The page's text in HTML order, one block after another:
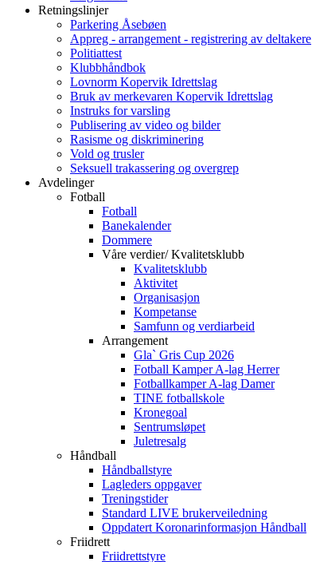
Retningslinjer
Parkering Åsebøen
Appreg - arrangement - registrering av deltakere
Politiattest
Klubbhåndbok
Lovnorm Kopervik Idrettslag
Bruk av merkevaren Kopervik Idrettslag
Instruks for varsling
Publisering av video og bilder
Rasisme og diskriminering
Vold og trusler
Seksuell trakassering og overgrep
Avdelinger
Fotball
Fotball
Banekalender
Dommere
Våre verdier/ Kvalitetsklubb
Kvalitetsklubb
Aktivitet
Organisasjon
Kompetanse
Samfunn og verdiarbeid
Arrangement
Gla` Gris Cup 2026
Fotball Kamper A-lag Herrer
Fotballkamper A-lag Damer
TINE fotballskole
Kronegoal
Sentrumsløpet
Juletresalg
Håndball
Håndballstyre
Lagleders oppgaver
Treningstider
Standard LIVE brukerveiledning
Oppdatert Koronarinformasjon Håndball
Friidrett
Friidrettstyre